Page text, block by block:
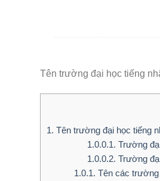
Tên trường đại học tiếng
1. Tên trường đại học tiếng
1.0.0.1. Trường
1.0.0.2. Trường
1.0.1. Tên các trường